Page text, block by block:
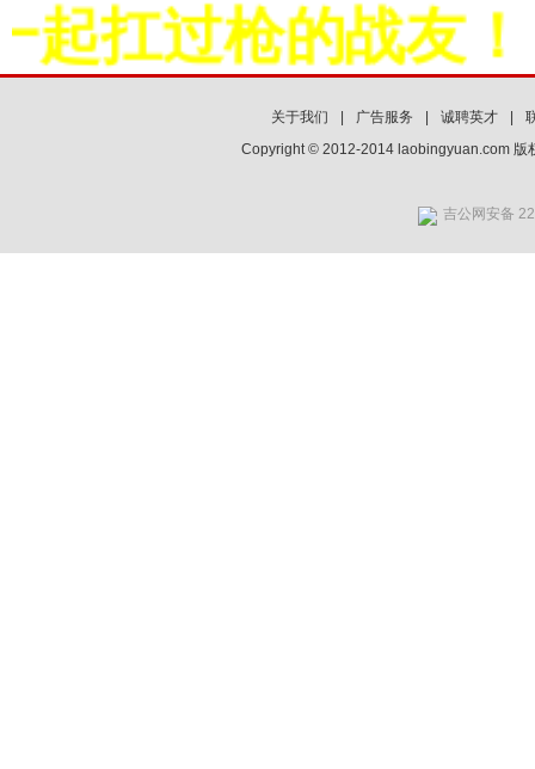
扛过枪的战友！
关于我们 | 广告服务 | 诚聘英才 |
Copyright © 2012-2014 laobingyuan.com 版
吉公网安备